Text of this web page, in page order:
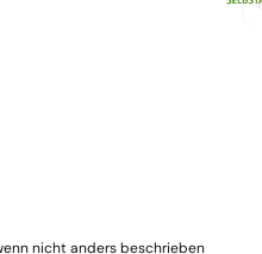
nicht anders beschrieben